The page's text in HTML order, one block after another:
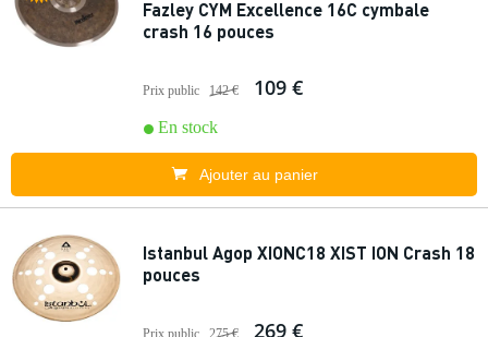
Fazley CYM Excellence 16C cymbale
crash 16 pouces
Prix public 142 € 109 €
En stock
Ajouter au panier
Istanbul Agop XIONC18 XIST ION Crash 18
pouces
Prix public 275 € 269 €